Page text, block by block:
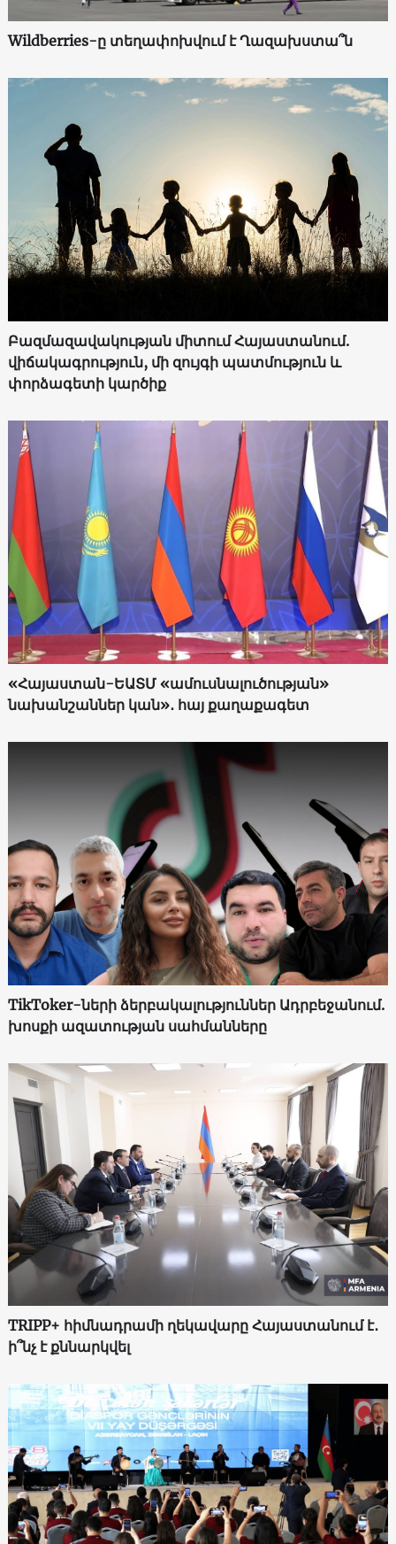
Wildberries-ը տեղափոխվում է Ղազախստա՞ն
Բազմազավակության միտում Հայաստանում.
վիճակագրություն, մի զույգի պատմություն և
փորձագետի կարծիք
«Հայաստան-ԵԱՏՄ «ամուսնալուծության»
նախանշաններ կան»․ հայ քաղաքագետ
TikToker-ների ձերբակալություններ Ադրբեջանում.
խոսքի ազատության սահմանները
TRIPP+ հիմնադրամի ղեկավարը Հայաստանում է․
ի՞նչ է քննարկվել